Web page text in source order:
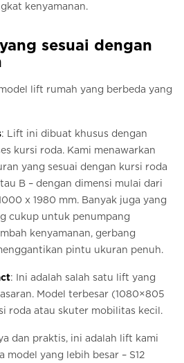
kenyamanan.
sesuai dengan
lift rumah yang berbeda yang
: Lift ini dibuat khusus dengan
kursi roda. Kami menawarkan
yang sesuai dengan kursi roda
B – dengan dimensi mulai dari
x 1980 mm. Banyak juga yang
cukup untuk penumpang
kenyamanan, gerbang
pintu ukuran penuh.
: Ini adalah salah satu lift yang
Model terbesar (1080×805
roda atau skuter mobilitas kecil.
dan praktis, ini adalah lift kami
model yang lebih besar – S12